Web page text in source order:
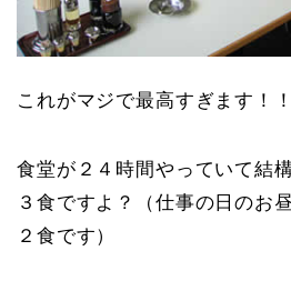
これがマジで最高すぎます！！
食堂が２４時間やっていて結
３食ですよ？（仕事の日のお
２食です）